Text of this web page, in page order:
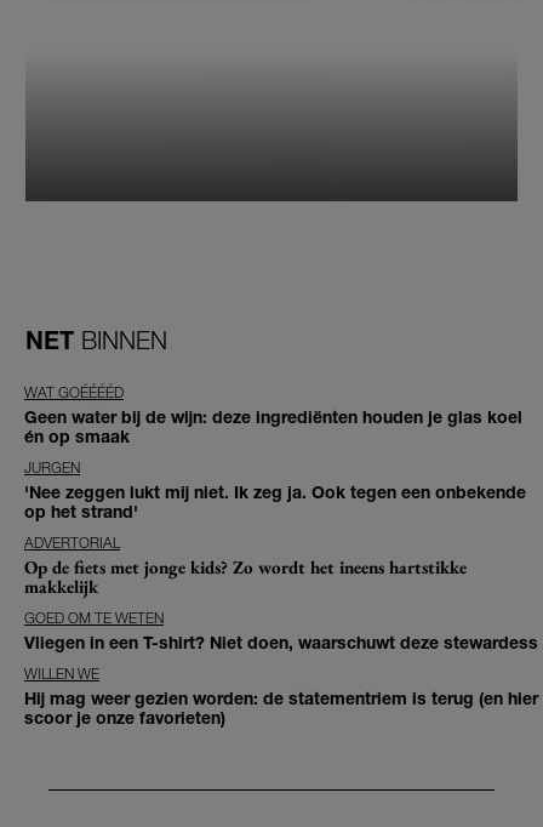
NET BINNEN
WAT GOÉÉÉÉD
Geen water bij de wijn: deze ingrediënten houden je glas koel
én op smaak
JURGEN
'Nee zeggen lukt mij niet. Ik zeg ja. Ook tegen een onbekende
op het strand'
ADVERTORIAL
Op de fiets met jonge kids? Zo wordt het ineens hartstikke
makkelijk
GOED OM TE WETEN
Vliegen in een T-shirt? Niet doen, waarschuwt deze stewardess
WILLEN WE
Hij mag weer gezien worden: de statementriem is terug (en hier
scoor je onze favorieten)